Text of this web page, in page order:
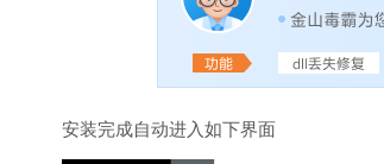
安装完成自动进入如下界面